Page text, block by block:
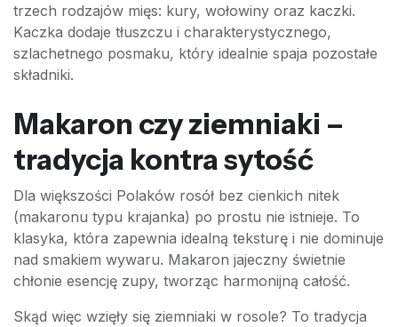
trzech rodzajów mięs: kury, wołowiny oraz kaczki.
Kaczka dodaje tłuszczu i charakterystycznego,
szlachetnego posmaku, który idealnie spaja pozostałe
składniki.
Makaron czy ziemniaki –
tradycja kontra sytość
Dla większości Polaków rosół bez cienkich nitek
(makaronu typu krajanka) po prostu nie istnieje. To
klasyka, która zapewnia idealną teksturę i nie dominuje
nad smakiem wywaru. Makaron jajeczny świetnie
chłonie esencję zupy, tworząc harmonijną całość.
Skąd więc wzięły się ziemniaki w rosole? To tradycja